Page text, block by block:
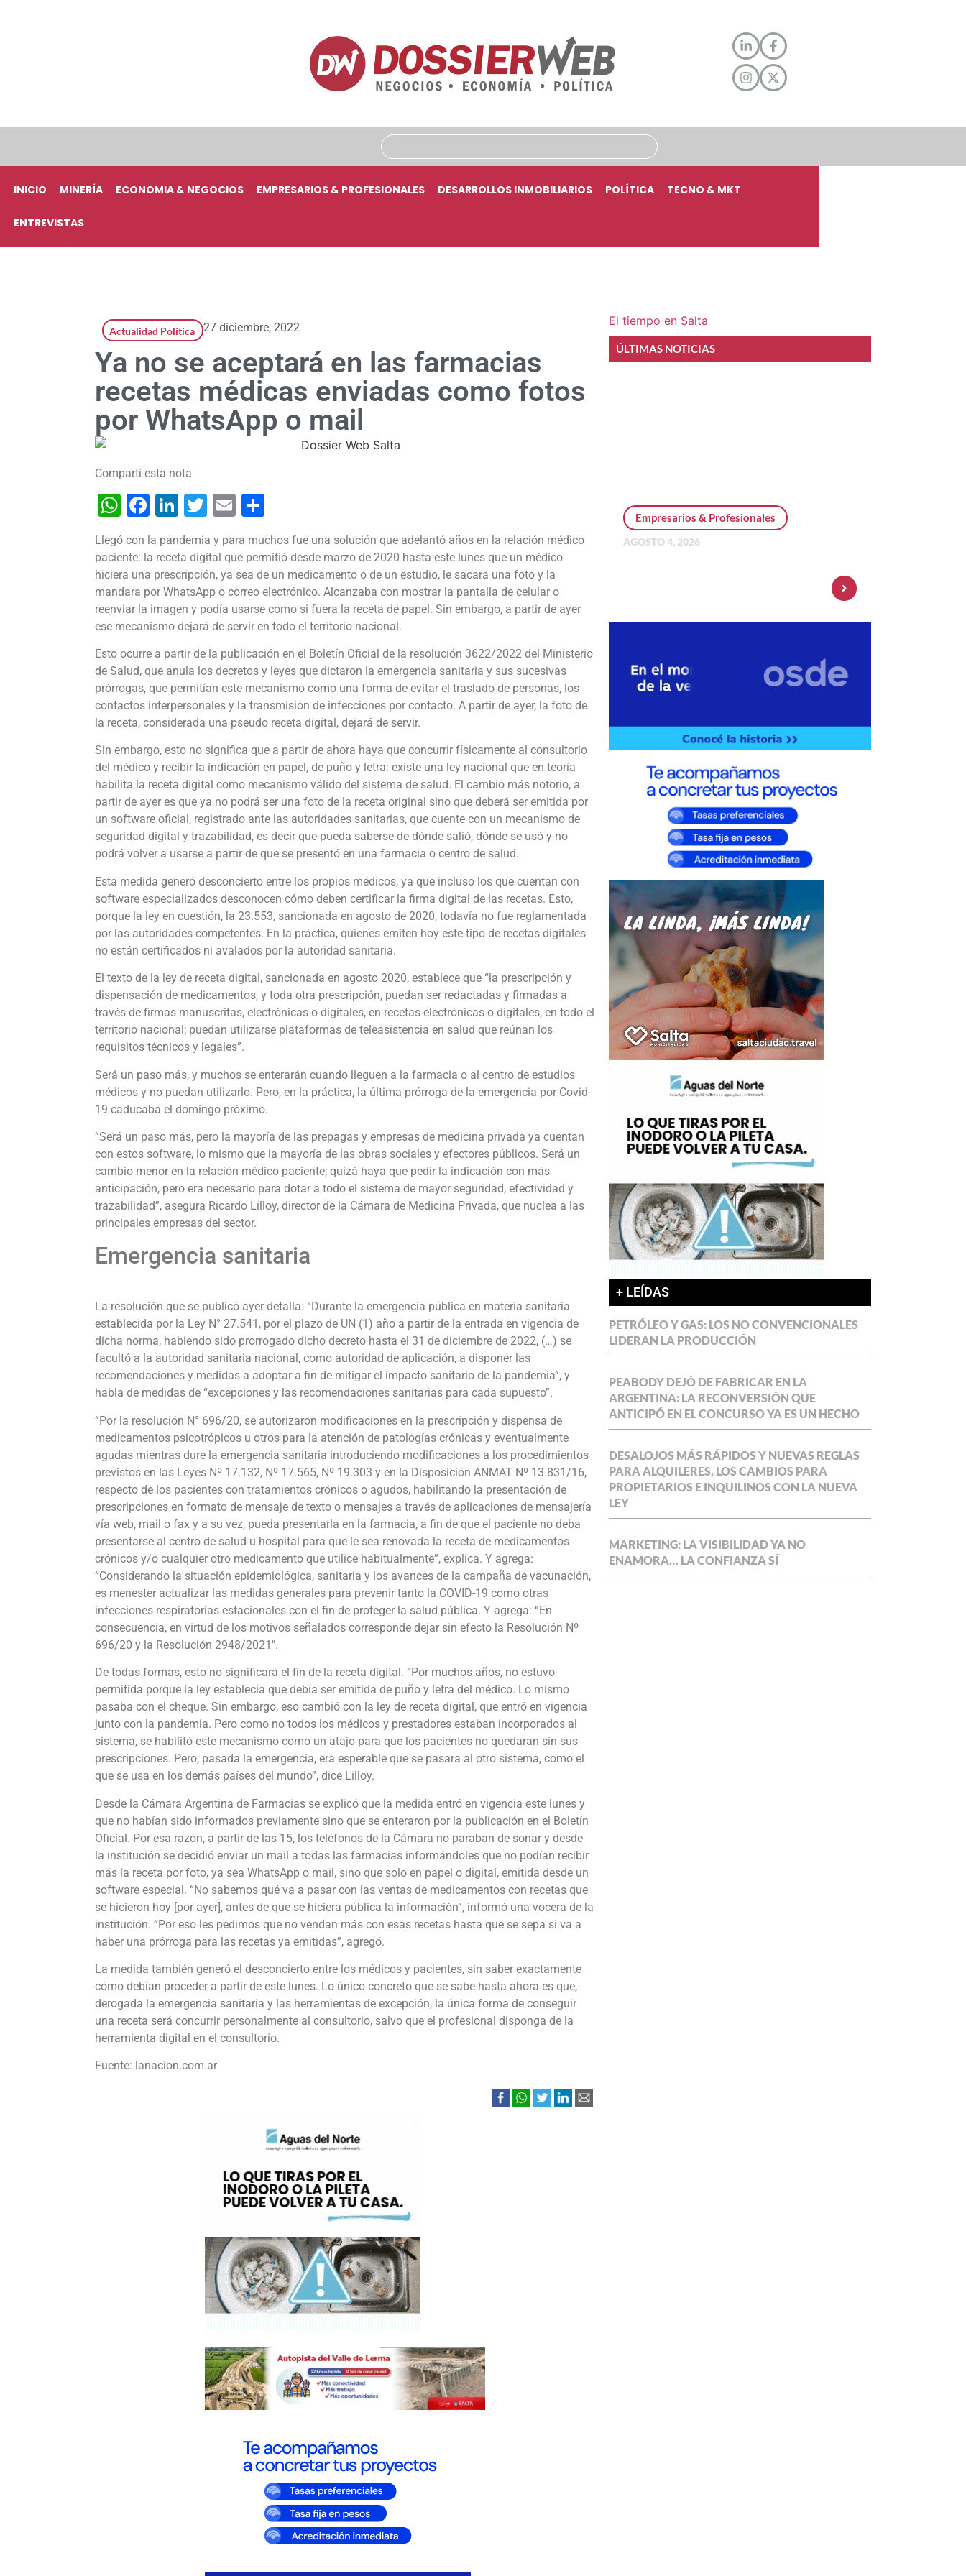
INICIO MINERÍA ECONOMIA & NEGOCIOS EMPRESARIOS & PROFESIONALES DESARROLLOS INMOBILIARIOS POLÍTICA TECNO & MKT
ENTREVISTAS
Actualidad Política 27 diciembre, 2022
Ya no se aceptará en las farmacias
recetas médicas enviadas como fotos
por WhatsApp o mail
Compartí esta nota
WhatsApp
Facebook
LinkedIn
Twitter
Email
Llegó con la pandemia y para muchos fue una solución que adelantó años en la relación médico
paciente: la receta digital que permitió desde marzo de 2020 hasta este lunes que un médico
hiciera una prescripción, ya sea de un medicamento o de un estudio, le sacara una foto y la
mandara por WhatsApp o correo electrónico. Alcanzaba con mostrar la pantalla de celular o
reenviar la imagen y podía usarse como si fuera la receta de papel. Sin embargo, a partir de ayer
ese mecanismo dejará de servir en todo el territorio nacional.
Esto ocurre a partir de la publicación en el Boletín Oficial de la resolución 3622/2022 del Ministerio
de Salud, que anula los decretos y leyes que dictaron la emergencia sanitaria y sus sucesivas
prórrogas, que permitían este mecanismo como una forma de evitar el traslado de personas, los
contactos interpersonales y la transmisión de infecciones por contacto. A partir de ayer, la foto de
la receta, considerada una pseudo receta digital, dejará de servir.
Sin embargo, esto no significa que a partir de ahora haya que concurrir físicamente al consultorio
del médico y recibir la indicación en papel, de puño y letra: existe una ley nacional que en teoría
habilita la receta digital como mecanismo válido del sistema de salud. El cambio más notorio, a
partir de ayer es que ya no podrá ser una foto de la receta original sino que deberá ser emitida por
un software oficial, registrado ante las autoridades sanitarias, que cuente con un mecanismo de
seguridad digital y trazabilidad, es decir que pueda saberse de dónde salió, dónde se usó y no
podrá volver a usarse a partir de que se presentó en una farmacia o centro de salud.
Esta medida generó desconcierto entre los propios médicos, ya que incluso los que cuentan con
software especializados desconocen cómo deben certificar la firma digital de las recetas. Esto,
porque la ley en cuestión, la 23.553, sancionada en agosto de 2020, todavía no fue reglamentada
por las autoridades competentes. En la práctica, quienes emiten hoy este tipo de recetas digitales
no están certificados ni avalados por la autoridad sanitaria.
El texto de la ley de receta digital, sancionada en agosto 2020, establece que “la prescripción y
dispensación de medicamentos, y toda otra prescripción, puedan ser redactadas y firmadas a
través de firmas manuscritas, electrónicas o digitales, en recetas electrónicas o digitales, en todo el
territorio nacional; puedan utilizarse plataformas de teleasistencia en salud que reúnan los
requisitos técnicos y legales”.
Será un paso más, y muchos se enterarán cuando lleguen a la farmacia o al centro de estudios
médicos y no puedan utilizarlo. Pero, en la práctica, la última prórroga de la emergencia por Covid-
19 caducaba el domingo próximo.
“Será un paso más, pero la mayoría de las prepagas y empresas de medicina privada ya cuentan
con estos software, lo mismo que la mayoría de las obras sociales y efectores públicos. Será un
cambio menor en la relación médico paciente; quizá haya que pedir la indicación con más
anticipación, pero era necesario para dotar a todo el sistema de mayor seguridad, efectividad y
trazabilidad”, asegura Ricardo Lilloy, director de la Cámara de Medicina Privada, que nuclea a las
principales empresas del sector.
Emergencia sanitaria
La resolución que se publicó ayer detalla: “Durante la emergencia pública en materia sanitaria
establecida por la Ley N° 27.541, por el plazo de UN (1) año a partir de la entrada en vigencia de
dicha norma, habiendo sido prorrogado dicho decreto hasta el 31 de diciembre de 2022, (…) se
facultó a la autoridad sanitaria nacional, como autoridad de aplicación, a disponer las
recomendaciones y medidas a adoptar a fin de mitigar el impacto sanitario de la pandemia”, y
habla de medidas de “excepciones y las recomendaciones sanitarias para cada supuesto”.
“Por la resolución N° 696/20, se autorizaron modificaciones en la prescripción y dispensa de
medicamentos psicotrópicos u otros para la atención de patologías crónicas y eventualmente
agudas mientras dure la emergencia sanitaria introduciendo modificaciones a los procedimientos
previstos en las Leyes Nº 17.132, Nº 17.565, Nº 19.303 y en la Disposición ANMAT Nº 13.831/16,
respecto de los pacientes con tratamientos crónicos o agudos, habilitando la presentación de
prescripciones en formato de mensaje de texto o mensajes a través de aplicaciones de mensajería
vía web, mail o fax y a su vez, pueda presentarla en la farmacia, a fin de que el paciente no deba
presentarse al centro de salud u hospital para que le sea renovada la receta de medicamentos
crónicos y/o cualquier otro medicamento que utilice habitualmente”, explica. Y agrega:
“Considerando la situación epidemiológica, sanitaria y los avances de la campaña de vacunación,
es menester actualizar las medidas generales para prevenir tanto la COVID-19 como otras
infecciones respiratorias estacionales con el fin de proteger la salud pública. Y agrega: “En
consecuencia, en virtud de los motivos señalados corresponde dejar sin efecto la Resolución Nº
696/20 y la Resolución 2948/2021″.
De todas formas, esto no significará el fin de la receta digital. “Por muchos años, no estuvo
permitida porque la ley establecía que debía ser emitida de puño y letra del médico. Lo mismo
pasaba con el cheque. Sin embargo, eso cambió con la ley de receta digital, que entró en vigencia
junto con la pandemia. Pero como no todos los médicos y prestadores estaban incorporados al
sistema, se habilitó este mecanismo como un atajo para que los pacientes no quedaran sin sus
prescripciones. Pero, pasada la emergencia, era esperable que se pasara al otro sistema, como el
que se usa en los demás países del mundo”, dice Lilloy.
Desde la Cámara Argentina de Farmacias se explicó que la medida entró en vigencia este lunes y
que no habían sido informados previamente sino que se enteraron por la publicación en el Boletín
Oficial. Por esa razón, a partir de las 15, los teléfonos de la Cámara no paraban de sonar y desde
la institución se decidió enviar un mail a todas las farmacias informándoles que no podían recibir
más la receta por foto, ya sea WhatsApp o mail, sino que solo en papel o digital, emitida desde un
software especial. “No sabemos qué va a pasar con las ventas de medicamentos con recetas que
se hicieron hoy [por ayer], antes de que se hiciera pública la información”, informó una vocera de la
institución. “Por eso les pedimos que no vendan más con esas recetas hasta que se sepa si va a
haber una prórroga para las recetas ya emitidas”, agregó.
La medida también generó el desconcierto entre los médicos y pacientes, sin saber exactamente
cómo debían proceder a partir de este lunes. Lo único concreto que se sabe hasta ahora es que,
derogada la emergencia sanitaria y las herramientas de excepción, la única forma de conseguir
una receta será concurrir personalmente al consultorio, salvo que el profesional disponga de la
herramienta digital en el consultorio.
Fuente: lanacion.com.ar
El tiempo en Salta
ÚLTIMAS NOTICIAS
Empresarios & Profesionales
AGOSTO 4, 2026
+ LEÍDAS
PETRÓLEO Y GAS: LOS NO CONVENCIONALES
LIDERAN LA PRODUCCIÓN
PEABODY DEJÓ DE FABRICAR EN LA
ARGENTINA: LA RECONVERSIÓN QUE
ANTICIPÓ EN EL CONCURSO YA ES UN HECHO
DESALOJOS MÁS RÁPIDOS Y NUEVAS REGLAS
PARA ALQUILERES, LOS CAMBIOS PARA
PROPIETARIOS E INQUILINOS CON LA NUEVA
LEY
MARKETING: LA VISIBILIDAD YA NO
ENAMORA… LA CONFIANZA SÍ